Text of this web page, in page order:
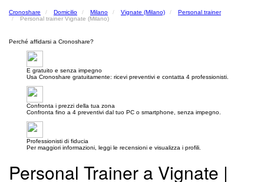
Cronoshare Domicilio Milano Vignate (Milano)
Personal trainer
Personal trainer Vignate (Milano)
Perché affidarsi a Cronoshare?
E gratuito e senza impegno
Usa Cronoshare gratuitamente: ricevi preventivi e contatta 4 professionisti.
Confronta i prezzi della tua zona
Confronta fino a 4 preventivi dal tuo PC o smartphone, senza impegno.
Professionisti di fiducia
Per maggiori informazioni, leggi le recensioni e visualizza i profili.
Personal Trainer a Vignate |